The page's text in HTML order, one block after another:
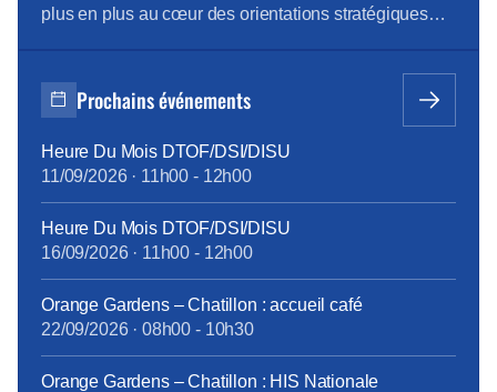
2023, […]
plus en plus au cœur des orientations stratégiques
Fallacher dans le Live « Lancement du programme
Carbone » du 6/12 dernier, « c’est une priorité
Prochains événements
Heure Du Mois DTOF/DSI/DISU
11/09/2026· 11h00 - 12h00
Heure Du Mois DTOF/DSI/DISU
16/09/2026· 11h00 - 12h00
Orange Gardens – Chatillon : accueil café
22/09/2026· 08h00 - 10h30
Orange Gardens – Chatillon : HIS Nationale